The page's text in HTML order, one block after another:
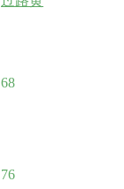
68
76